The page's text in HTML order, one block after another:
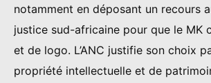
notamment en déposant un recours
justice sud-africaine pour que le MK
et de logo. L’ANC justifie son choix
propriété intellectuelle et de